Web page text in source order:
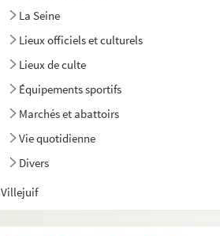
La Seine
Lieux officiels et culturels
Lieux de culte
Équipements sportifs
Marchés et abattoirs
Vie quotidienne
Divers
Villejuif